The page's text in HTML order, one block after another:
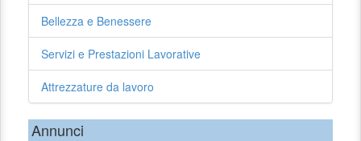
Bellezza e Benessere
Servizi e Prestazioni Lavorative
Attrezzature da lavoro
Annunci